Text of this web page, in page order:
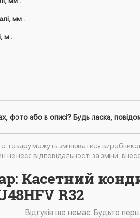
мм :
м :
фото або в описі? Будь ласка,
товару можуть змінюватися
несе відповідальності за зміни,
Касетний
R32
Відгуків ще немає. Будьте